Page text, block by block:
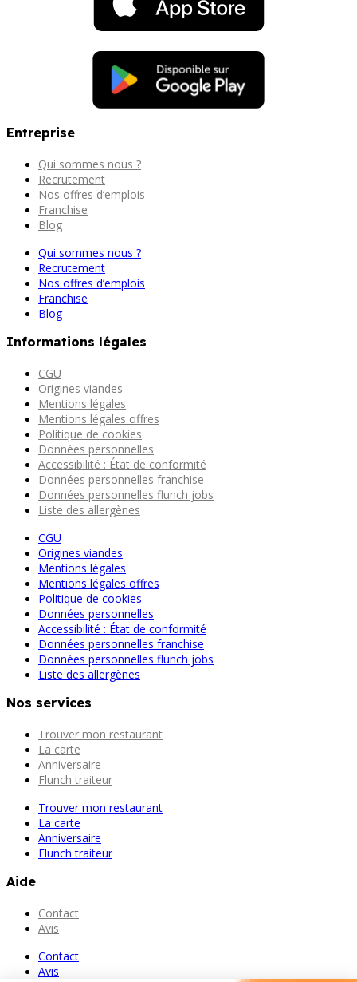
Entreprise
Qui sommes nous ?
Recrutement
Nos offres d’emplois
Franchise
Blog
Qui sommes nous ?
Recrutement
Nos offres d’emplois
Franchise
Blog
Informations légales
CGU
Origines viandes
Mentions légales
Mentions légales offres
Politique de cookies
Données personnelles
Accessibilité : État de conformité
Données personnelles franchise
Données personnelles flunch jobs
Liste des allergènes
CGU
Origines viandes
Mentions légales
Mentions légales offres
Politique de cookies
Données personnelles
Accessibilité : État de conformité
Données personnelles franchise
Données personnelles flunch jobs
Liste des allergènes
Nos services
Trouver mon restaurant
La carte
Anniversaire
Flunch traiteur
Trouver mon restaurant
La carte
Anniversaire
Flunch traiteur
Aide
Contact
Avis
Contact
Avis